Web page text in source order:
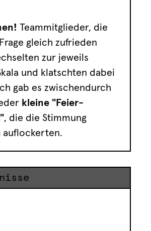
Teammitglieder, die
gleich zufrieden
zur jeweils
und klatschten dabei
gab es zwischendurch
kleine "Feier-
, die die Stimmung
auflockerten.